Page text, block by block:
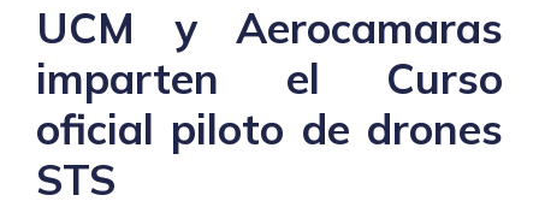
UCM y Aerocamaras
imparten el Curso
oficial piloto de drones
STS